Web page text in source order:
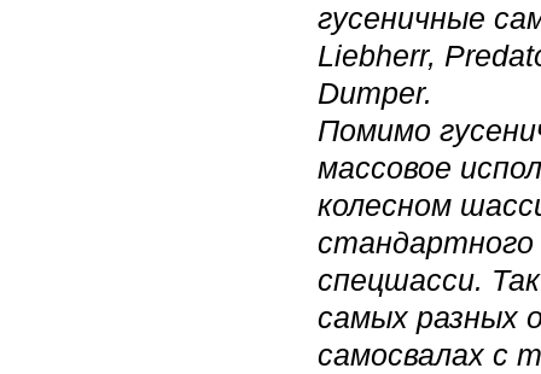
гусеничные
Liebherr,
Dumper.
Помимо
массовое
колесном
стандартного
спецшасси.
самых разных
самосвалах с